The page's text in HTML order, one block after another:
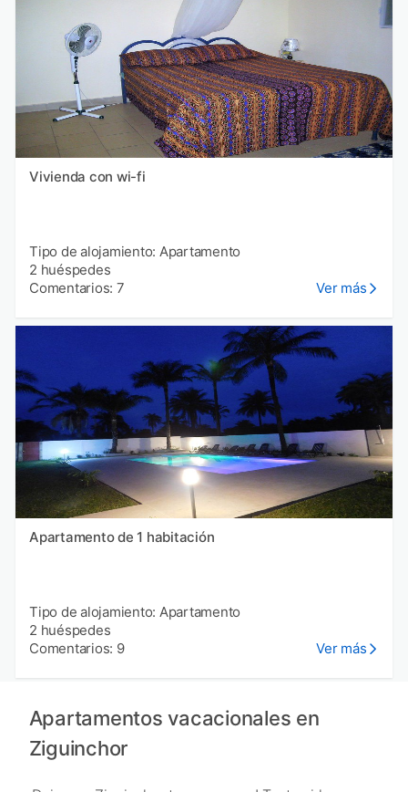
Vivienda con wi-fi
Tipo de alojamiento: Apartamento
2 huéspedes
Comentarios: 7
Ver más
Apartamento de 1 habitación
Tipo de alojamiento: Apartamento
2 huéspedes
Comentarios: 9
Ver más
Apartamentos vacacionales en
Ziguinchor